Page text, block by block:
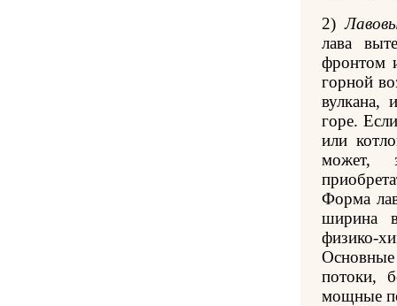
2)
лава
фронтом
горной
вулкана,
горе.
или
может,
Форма
ширина
потоки,
мощные